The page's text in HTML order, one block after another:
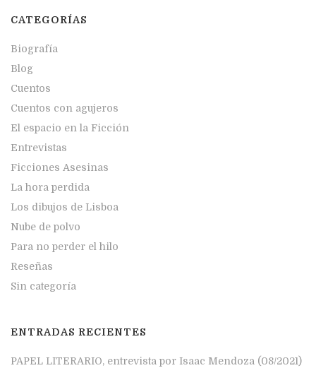
CATEGORÍAS
Biografía
Blog
Cuentos
Cuentos con agujeros
El espacio en la Ficción
Entrevistas
Ficciones Asesinas
La hora perdida
Los dibujos de Lisboa
Nube de polvo
Para no perder el hilo
Reseñas
Sin categoría
ENTRADAS RECIENTES
PAPEL LITERARIO, entrevista por Isaac Mendoza (08/2021)